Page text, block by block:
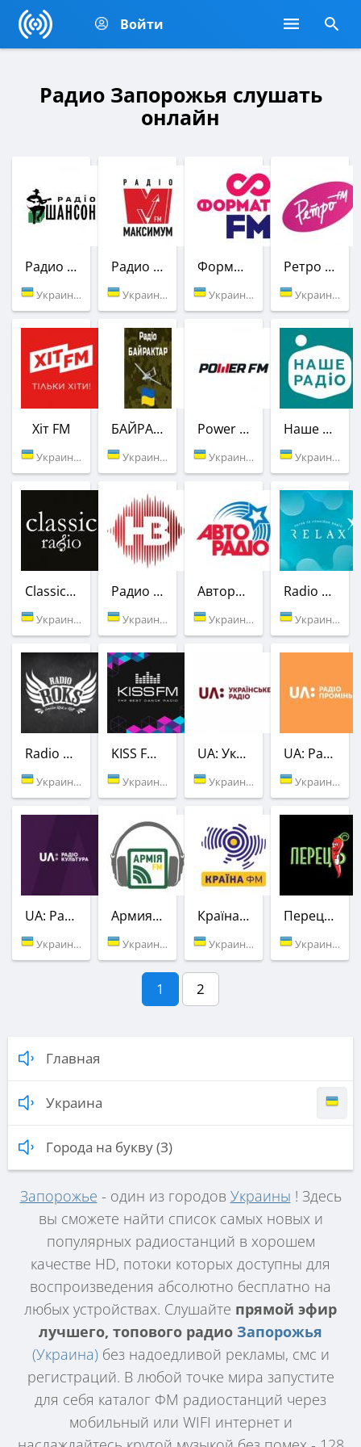
Войти
Радио Запорожья слушать
онлайн
Радио Шансон (Шлягер)
Украина (104.5 FM)
Радио МАКСИМУМ
Украина (101.8 FM)
Формат FM
Украина (88.3 FM)
Ретро FM
Украина (107.0 FM)
Хіт FM
Украина (106.6 FM)
БАЙРАКТАР
Украина (104.1 FM)
Power FM
Украина (105.1 FM)
Наше Радио
Украина (105.6 FM)
Classic Radio
Украина (99.3 FM)
Радио НВ
Украина (102.7 FM)
Авторадио
Украина (99.3 FM)
Radio Relax
Украина (107.9 FM)
Radio ROKS
Украина (100.8 FM)
KISS FM Ukraine
Украина (103.1 FM)
UA: Украинское радио
Украина (103.7 FM)
UA: Радио Проминь
Украина (106.2 FM)
UA: Радио Культура
Украина (87.8 FM)
Армия FM
Украина (91.2 FM)
Країна ФМ
Украина (100.3 FM)
Перец FM
Украина (101.3 FM)
1 2
Главная
Украина
Города на букву (З)
Запорожье - один из городов Украины ! Здесь
вы сможете найти список самых новых и
популярных радиостанций в хорошем
качестве HD, потоки которых доступны для
воспроизведения абсолютно бесплатно на
любых устройствах. Слушайте прямой эфир
лучшего, топового радио Запорожья
(Украина)без надоедливой рекламы, смс и
регистраций. В любой точке мира запустите
для себя каталог ФМ радиостанций через
мобильный или WIFI интернет и